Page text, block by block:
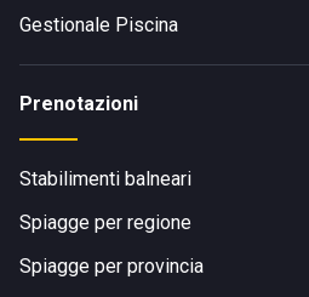
Gestionale Piscina
Prenotazioni
Stabilimenti balneari
Spiagge per regione
Spiagge per provincia